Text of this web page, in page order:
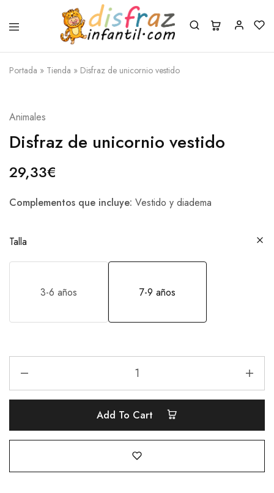
Portada » Tienda » Disfraz de unicornio vestido
Animales
Disfraz de unicornio vestido
29,33€
Complementos que incluye: Vestido y diadema
Talla
3-6 años 7-9 años
Add To Cart